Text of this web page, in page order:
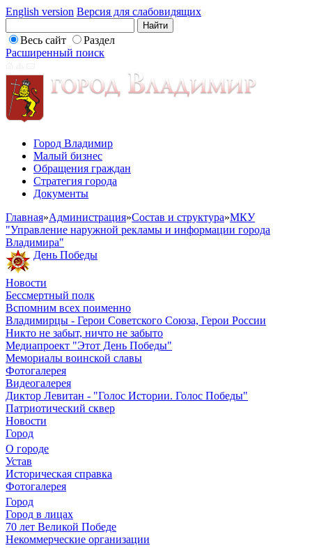
English version Версия для слабовидящих
Весь сайт
Раздел
Расширенный поиск
Город Владимир
Малый бизнес
Обращения граждан
Стратегия города
Документы
Главная»Администрация»Состав и структура»МКУ
"Управление наружной рекламы и информации города
Владимира"
День Победы
Новости
Бессмертный полк
Вспомним всех поименно
Владимирцы - Герои Советского Союза, Герои России
Никто не забыт, ничто не забыто
Медиапроект "Этот День Победы"
Мемориалы воинской славы
Фотогалерея
Видеогалерея
Диктор Левитан - "Голос Истории. Голос Победы"
Патриотический сквер
Новости
Город
О городе
Устав
Историческая справка
Фотогалерея
Город
Город в лицах
70 лет Великой Победе
Некоммерческие организации